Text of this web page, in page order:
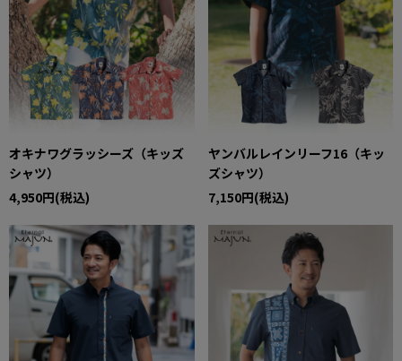
オキナワグラッシーズ（キッズ
シャツ）
4,950円(税込)
ヤンバルレインリーフ16（キッ
ズシャツ）
7,150円(税込)